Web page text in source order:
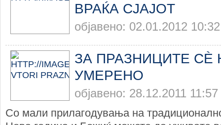
ВРАЌА СЈАЈОТ
објавено: 02.01.2012 10:32
ЗА ПРАЗНИЦИТЕ СЀ
УМЕРЕНО
објавено: 28.12.2011 11:57
Со мали прилагодувања на